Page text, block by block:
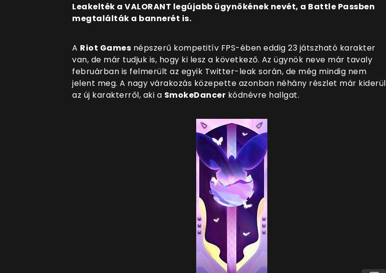
Leakelték a VALORANT legújabb ügynökének nevét, a Battle Passben
megtalálták a bannerét is.
A Riot Games népszerű kompetitív FPS-ében eddig 23 játszható karakter
van, de már tudjuk is, hogy ki lesz a következő. Az ügynök neve már tavaly
februárban is felmerült az egyik Twitter-leak során, de még mindig nem
jelent meg. A nagy várakozás közepette azonban néhány részlet már kiderül
az új karakterről, aki a SmokeDancer kódnévre hallgat.